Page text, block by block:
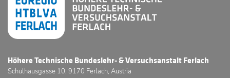
Höhere Technische Bundeslehr- & Versuchsanstalt Ferlach
Schulhausgasse 10, 9170 Ferlach, Austria